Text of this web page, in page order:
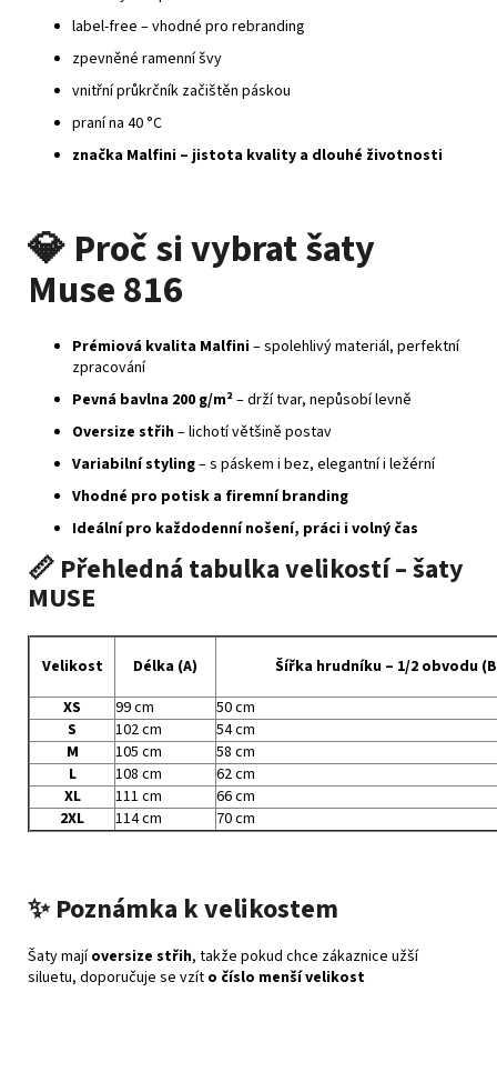
label‑free – vhodné pro rebranding
zpevněné ramenní švy
vnitřní průkrčník začištěn páskou
praní na 40 °C
značka Malfini – jistota kvality a dlouhé životnosti
💎 Proč si vybrat šaty
Muse 816
Prémiová kvalita Malfini– spolehlivý materiál, perfektní
zpracování
Pevná bavlna 200 g/m²– drží tvar, nepůsobí levně
Oversize střih– lichotí většině postav
Variabilní styling– s páskem i bez, elegantní i ležérní
Vhodné pro potisk a firemní branding
Ideální pro každodenní nošení, práci i volný čas
📏 Přehledná tabulka velikostí – šaty
MUSE
Velikost Délka (A)
Šířka hrudníku – 1/2 obvodu
XS
99 cm
50 cm
S
102 cm
54 cm
M
105 cm
58 cm
L
108 cm
62 cm
XL
111 cm
66 cm
2XL
114 cm 70 cm
✨ Poznámka k velikostem
Šaty majíoversize střih, takže pokud chce zákaznice užší
siluetu, doporučuje se vzít o číslo menší velikost